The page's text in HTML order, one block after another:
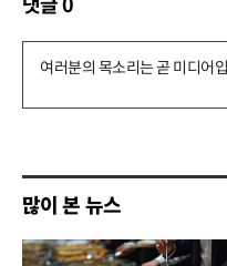
댓
기
많이 본 뉴스